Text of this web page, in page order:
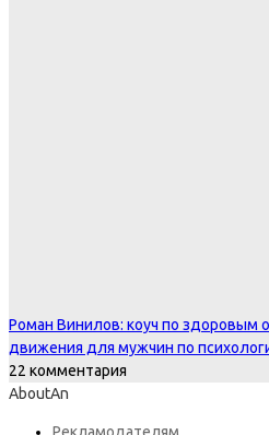
Роман Винилов: коуч по здоровым
движения для мужчин по
22 комментария
AboutAn
Рекламодателям